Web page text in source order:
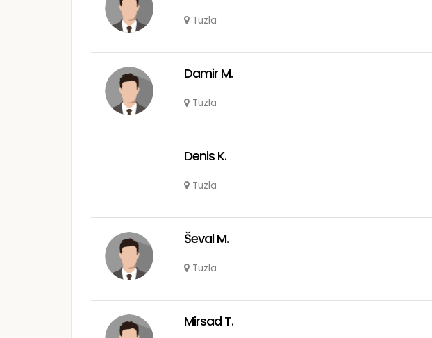
Tuzla
Damir M.
Tuzla
Denis K.
Tuzla
Ševal M.
Tuzla
Mirsad T.